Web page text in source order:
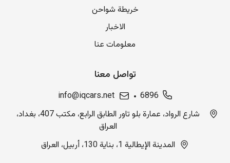
خريطة شواحن
الاخبار
معلومات عنا
تواصل معنا
6896
info@iqcars.net
شارع الرواد، عمارة بلو تاور الطابق الرابع، مكتب 407، بغداد،
العراق
المدينة الإيطالية 1، بناية 130، أربيل، العراق